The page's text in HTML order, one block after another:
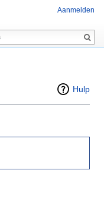
Hulp
Aanmelden